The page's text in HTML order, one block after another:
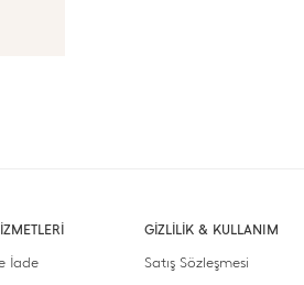
İade
GİZLİLİK & KULLANIM
Satış Sözleşmesi